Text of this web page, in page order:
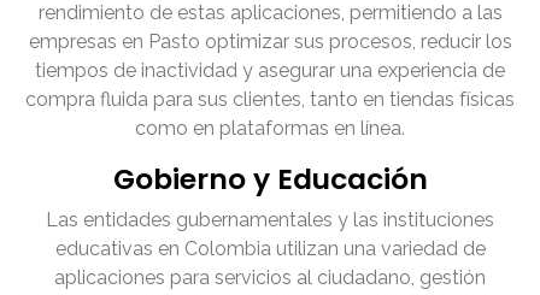
rendimiento de estas aplicaciones, permitiendo a las
empresas en Pasto optimizar sus procesos, reducir los
tiempos de inactividad y asegurar una experiencia de
compra fluida para sus clientes, tanto en tiendas físicas
como en plataformas en línea.
Gobierno y Educación
Las entidades gubernamentales y las instituciones
educativas en Colombia utilizan una variedad de
aplicaciones para servicios al ciudadano, gestión